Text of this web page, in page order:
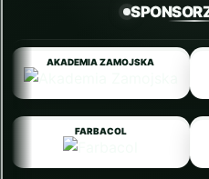
AKADEMIA ZAMOJSKA
FARBACOL